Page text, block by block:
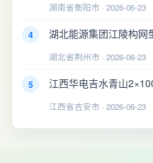
湖南省衡阳市 · 2026-06-23
4 湖北能源集团江陵构网
湖北省荆州市 · 2026-06-23
5 江西华电吉水青山
江西省吉安市 · 2026-06-23